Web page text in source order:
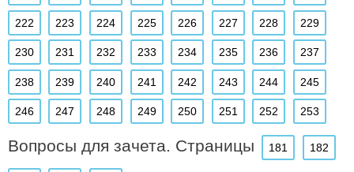
222 223 224 225 226 227 228 229
230 231 232 233 234 235 236 237
238 239 240 241 242 243 244 245
246 247 248 249 250 251 252 253
Вопросы для зачета. Страницы 181 182